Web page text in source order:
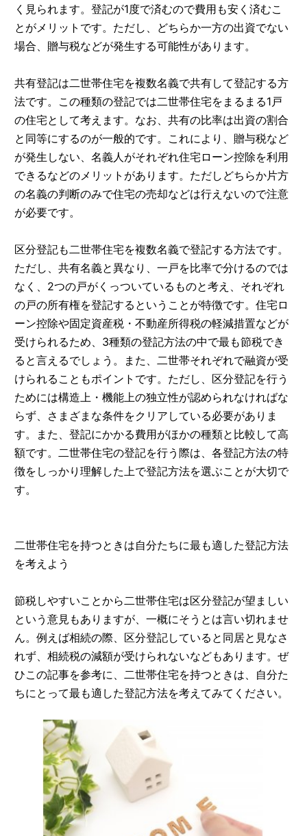
く見られます。登記が1度で済むので費用も安く済むこ
とがメリットです。ただし、どちらか一方の出資でない
場合、贈与税などが発生する可能性があります。
共有登記は二世帯住宅を複数名義で共有して登記する方
法です。この種類の登記では二世帯住宅をまるまる1戸
の住宅として考えます。なお、共有の比率は出資の割合
と同等にするのが一般的です。これにより、贈与税など
が発生しない、名義人がそれぞれ住宅ローン控除を利用
できるなどのメリットがあります。ただしどちらか片方
の名義の判断のみで住宅の売却などは行えないので注意
が必要です。
区分登記も二世帯住宅を複数名義で登記する方法です。
ただし、共有名義と異なり、一戸を比率で分けるのでは
なく、2つの戸がくっついているものと考え、それぞれ
の戸の所有権を登記するということが特徴です。住宅ロ
ーン控除や固定資産税・不動産所得税の軽減措置などが
受けられるため、3種類の登記方法の中で最も節税でき
ると言えるでしょう。また、二世帯それぞれで融資が受
けられることもポイントです。ただし、区分登記を行う
ためには構造上・機能上の独立性が認められなければな
らず、さまざまな条件をクリアしている必要がありま
す。また、登記にかかる費用がほかの種類と比較して高
額です。二世帯住宅の登記を行う際は、各登記方法の特
徴をしっかり理解した上で登記方法を選ぶことが大切で
す。
二世帯住宅を持つときは自分たちに最も適した登記方法
を考えよう
節税しやすいことから二世帯住宅は区分登記が望ましい
という意見もありますが、一概にそうとは言い切れませ
ん。例えば相続の際、区分登記していると同居と見なさ
れず、相続税の減額が受けられないなどもあります。ぜ
ひこの記事を参考に、二世帯住宅を持つときは、自分た
ちにとって最も適した登記方法を考えてみてください。